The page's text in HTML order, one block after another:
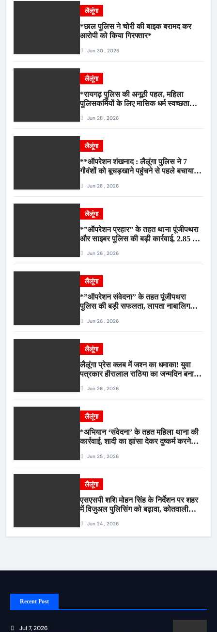
लैलूंगा
*छाल पुलिस ने चोरी की बाइक बरामद कर
आरोपी को किया गिरफ्तार*
Jun 30 , 2026
लैलूंगा
*रायगढ़ पुलिस की अनूठी पहल, महिला
पुलिसकर्मियों के लिए मासिक धर्म स्वच्छता
Jun 28 , 2026
लैलूंगा
**ऑपरेशन शंखनाद : लैलूंगा पुलिस ने 7
गौवंशों को बूचड़खाने पहुंचने से पहले बचाया,
Jun 28 , 2026
लैलूंगा
*”ऑपरेशन प्रहार” के तहत थाना पूंजीपथरा
और साइबर पुलिस की बड़ी कार्रवाई, 2.85 टन
Jun 26 , 2026
लैलूंगा
*”ऑपरेशन संवेदना” के तहत पूंजीपथरा
पुलिस की बड़ी सफलता, लापता नाबालिग
आरोपी गिरफ्तार*
Jun 26 , 2026
लैलूंगा
लैलूंगा प्रेस क्लब में जश्न का धमाका! युवा
पत्रकार हीरालाल राठिया का जन्मदिन बना
स्वरJun 26 , 2026
लैलूंगा
*अभियान ‘संवेदना’ के तहत महिला थाना की
कार्रवाई, शादी का झांसा देकर दुष्कर्म करने
Jun 25 , 2026
लैलूंगा
एसएसपी शशि मोहन सिंह के निर्देशन पर शहर
में विजुअल पुलिसिंग को बढ़ावा, कोतवाली
Jun 24 , 2026
Recent Post
Jul 7, 2026